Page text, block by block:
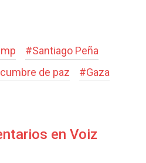
#Santiago Peña
cumbre de paz #Gaza
en Voiz